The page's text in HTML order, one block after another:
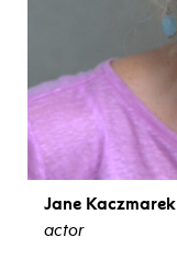
Jane Kaczmarek
actor